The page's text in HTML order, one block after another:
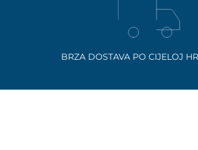
BRZA DOSTAVA PO CIJELOJ